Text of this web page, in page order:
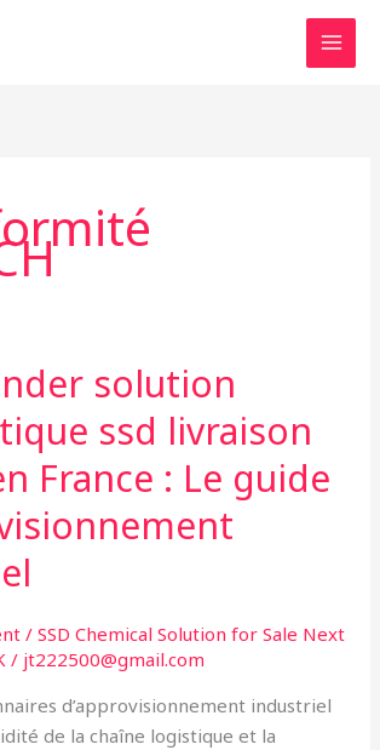
solution
ssd livraison
France : Le guide
/SSD Chemical Solution for Sale Next
/ jt222500@gmail.com
d’approvisionnement industriel
de la chaîne logistique et la